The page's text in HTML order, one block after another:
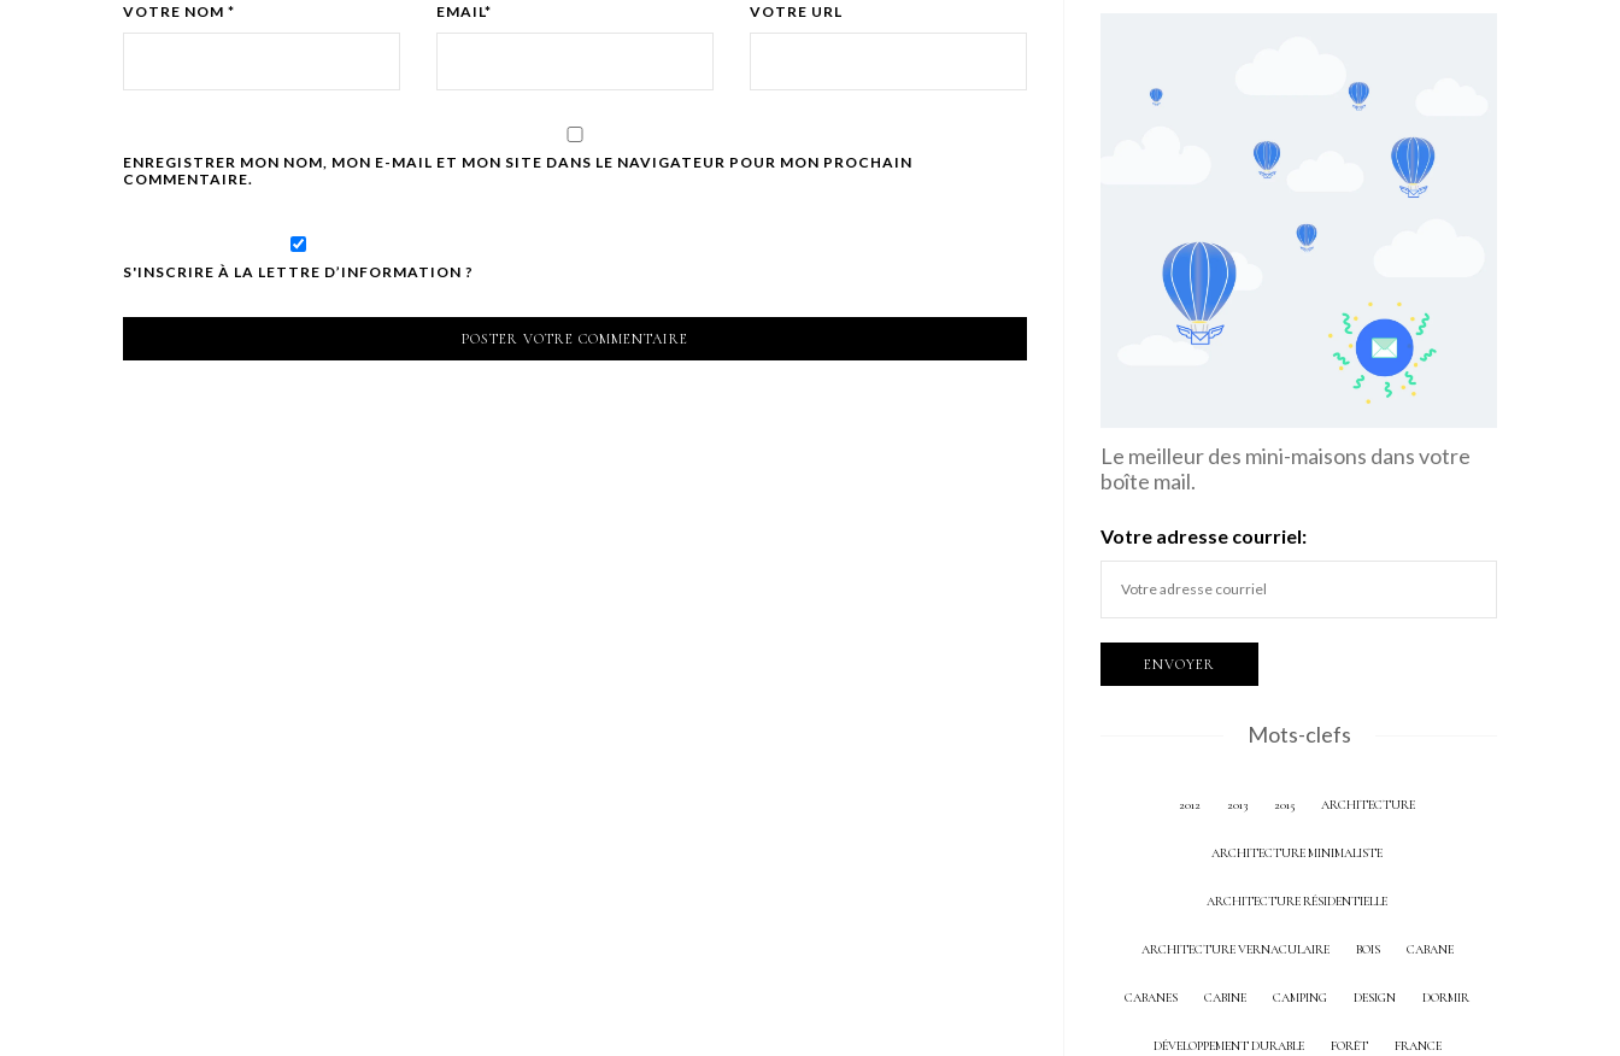
VOTRE NOM * EMAIL* VOTRE URL
ENREGISTRER MON NOM, MON E-MAIL ET MON SITE DANS LE NAVIGATEUR POUR MON PROCHAIN
COMMENTAIRE.
S'INSCRIRE À LA LETTRE D’INFORMATION ?
Le meilleur des mini-maisons dans votre
boîte mail.
Votre adresse courriel:
Mots-clefs
2012 2013 2015 ARCHITECTURE
ARCHITECTURE MINIMALISTE
ARCHITECTURE RÉSIDENTIELLE
ARCHITECTURE VERNACULAIRE BOIS CABANE
CABANES CABINE CAMPING DESIGN DORMIR
DÉVELOPPEMENT DURABLE FORÊT FRANCE